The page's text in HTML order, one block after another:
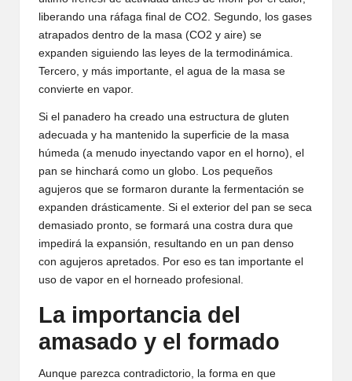
liberando una ráfaga final de CO2. Segundo, los gases
atrapados dentro de la masa (CO2 y aire) se
expanden siguiendo las leyes de la termodinámica.
Tercero, y más importante, el agua de la masa se
convierte en vapor.
Si el panadero ha creado una estructura de gluten
adecuada y ha mantenido la superficie de la masa
húmeda (a menudo inyectando vapor en el horno), el
pan se hinchará como un globo. Los pequeños
agujeros que se formaron durante la fermentación se
expanden drásticamente. Si el exterior del pan se seca
demasiado pronto, se formará una costra dura que
impedirá la expansión, resultando en un pan denso
con agujeros apretados. Por eso es tan importante el
uso de vapor en el horneado profesional.
La importancia del
amasado y el formado
Aunque parezca contradictorio, la forma en que